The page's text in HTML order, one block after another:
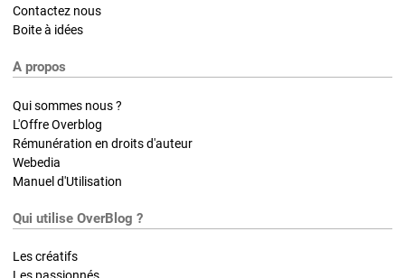
Contactez nous
Boite à idées
A propos
Qui sommes nous ?
L'Offre Overblog
Rémunération en droits d'auteur
Webedia
Manuel d'Utilisation
Qui utilise OverBlog ?
Les créatifs